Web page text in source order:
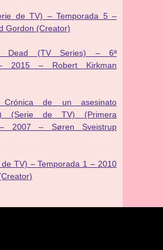
de TV) – Temporada 5 –
Gordon (Creator)
Dead (TV Series) – 6ª
2015 – Robert Kirkman
de un asesinato
(Serie de TV) (Primera
– 2007 – Søren Sveistrup
TV) – Temporada 1 – 2010